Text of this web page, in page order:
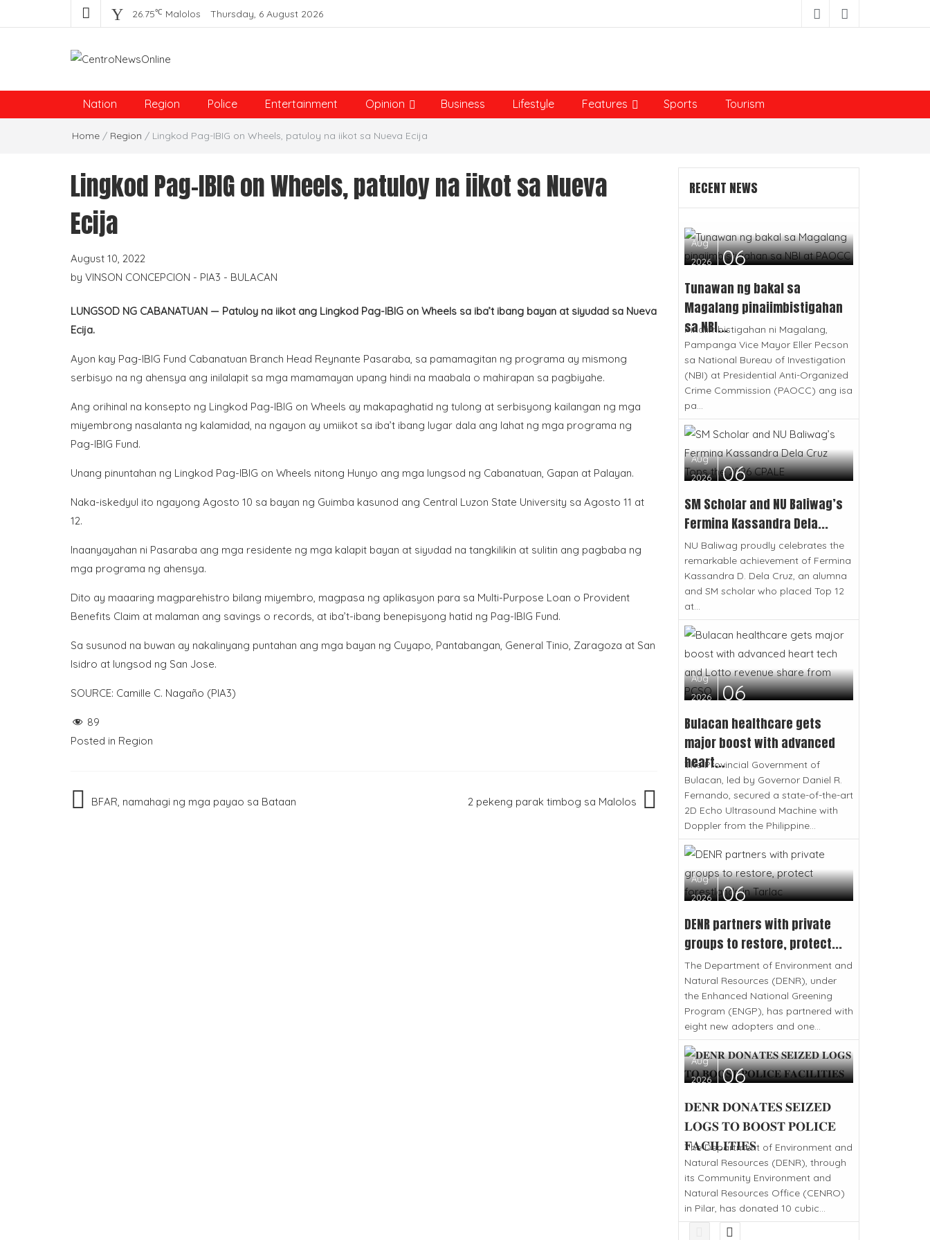
26.75℃ Malolos Thursday, 6 August 2026
Centro News Online
Nation Region Police Entertainment Opinion Business Lifestyle Features Sports Tourism
Home / Region / Lingkod Pag-IBIG on Wheels, patuloy na iikot sa Nueva Ecija
Lingkod Pag-IBIG on Wheels, patuloy na iikot sa Nueva
Ecija
August 10, 2022
by VINSON CONCEPCION - PIA3 - BULACAN
LUNGSOD NG CABANATUAN — Patuloy na iikot ang Lingkod Pag-IBIG on Wheels sa iba’t ibang bayan at siyudad sa Nueva
Ecija.
Ayon kay Pag-IBIG Fund Cabanatuan Branch Head Reynante Pasaraba, sa pamamagitan ng programa ay mismong
serbisyo na ng ahensya ang inilalapit sa mga mamamayan upang hindi na maabala o mahirapan sa pagbiyahe.
Ang orihinal na konsepto ng Lingkod Pag-IBIG on Wheels ay makapaghatid ng tulong at serbisyong kailangan ng mga
miyembrong nasalanta ng kalamidad, na ngayon ay umiikot sa iba’t ibang lugar dala ang lahat ng mga programa ng
Pag-IBIG Fund.
Unang pinuntahan ng Lingkod Pag-IBIG on Wheels nitong Hunyo ang mga lungsod ng Cabanatuan, Gapan at Palayan.
Naka-iskedyul ito ngayong Agosto 10 sa bayan ng Guimba kasunod ang Central Luzon State University sa Agosto 11 at
12.
Inaanyayahan ni Pasaraba ang mga residente ng mga kalapit bayan at siyudad na tangkilikin at sulitin ang pagbaba ng
mga programa ng ahensya.
Dito ay maaaring magparehistro bilang miyembro, magpasa ng aplikasyon para sa Multi-Purpose Loan o Provident
Benefits Claim at malaman ang savings o records, at iba’t-ibang benepisyong hatid ng Pag-IBIG Fund.
Sa susunod na buwan ay nakalinyang puntahan ang mga bayan ng Cuyapo, Pantabangan, General Tinio, Zaragoza at San
Isidro at lungsod ng San Jose.
SOURCE: Camille C. Nagaño (PIA3)
89
Posted in Region
PostBFAR, namahagi ng mga payao sa Bataan 2 pekeng parak timbog sa Malolos
RECENT NEWS
Aug
2026
06
Tunawan ng bakal sa
Magalang pinaiimbistigahan
sa NBI...
Pinaiimbistigahan ni Magalang,
Pampanga Vice Mayor Eller Pecson
sa National Bureau of Investigation
(NBI) at Presidential Anti-Organized
Crime Commission (PAOCC) ang isa
pa...
Aug
2026
06
SM Scholar and NU Baliwag’s
Fermina Kassandra Dela...
NU Baliwag proudly celebrates the
remarkable achievement of Fermina
Kassandra D. Dela Cruz, an alumna
and SM scholar who placed Top 12
at...
Aug
2026
06
Bulacan healthcare gets
major boost with advanced
heart...
The Provincial Government of
Bulacan, led by Governor Daniel R.
Fernando, secured a state-of-the-art
2D Echo Ultrasound Machine with
Doppler from the Philippine...
Aug
2026
06
DENR partners with private
groups to restore, protect...
The Department of Environment and
Natural Resources (DENR), under
the Enhanced National Greening
Program (ENGP), has partnered with
eight new adopters and one...
Aug
2026
06
𝐃𝐄𝐍𝐑 𝐃𝐎𝐍𝐀𝐓𝐄𝐒 𝐒𝐄𝐈𝐙𝐄𝐃
𝐋𝐎𝐆𝐒 𝐓𝐎 𝐁𝐎𝐎𝐒𝐓 𝐏𝐎𝐋𝐈𝐂𝐄
𝐅𝐀𝐂𝐈𝐋𝐈𝐓𝐈𝐄𝐒
The Department of Environment and
Natural Resources (DENR), through
its Community Environment and
Natural Resources Office (CENRO)
in Pilar, has donated 10 cubic...